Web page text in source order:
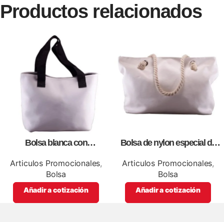
Productos relacionados
Bolsa blanca con
promocionales
Articulos Promocionales,
Bolsa
Añadir a cotización
Bolsa de nylon especial de
con impresión full color.
Articulos Promocionales,
Bolsa
Añadir a cotización